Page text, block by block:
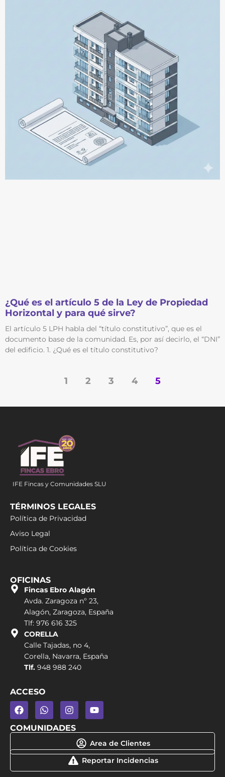
¿Qué es el artículo 5 de la Ley de Propiedad
Horizontal y para qué sirve?
El artículo 5 LPH habla del “título constitutivo”, que es el
documento base de la comunidad. Es, por así decirlo, el “DNI”
del edificio. 1. ¿Qué es el título constitutivo?
1 2 3 4 5
IFE Fincas y Comunidades SLU
TÉRMINOS LEGALES
Política de Privacidad
Aviso Legal
Política de Cookies
OFICINAS
Fincas Ebro Alagón
Avda. Zaragoza nº 23,
Alagón, Zaragoza, España
Tlf: 976 616 325
CORELLA
Calle Tajadas, no 4,
Corella, Navarra, España
Tlf. 948 988 240
ACCESO
COMUNIDADES
Area de Clientes
Reportar Incidencias